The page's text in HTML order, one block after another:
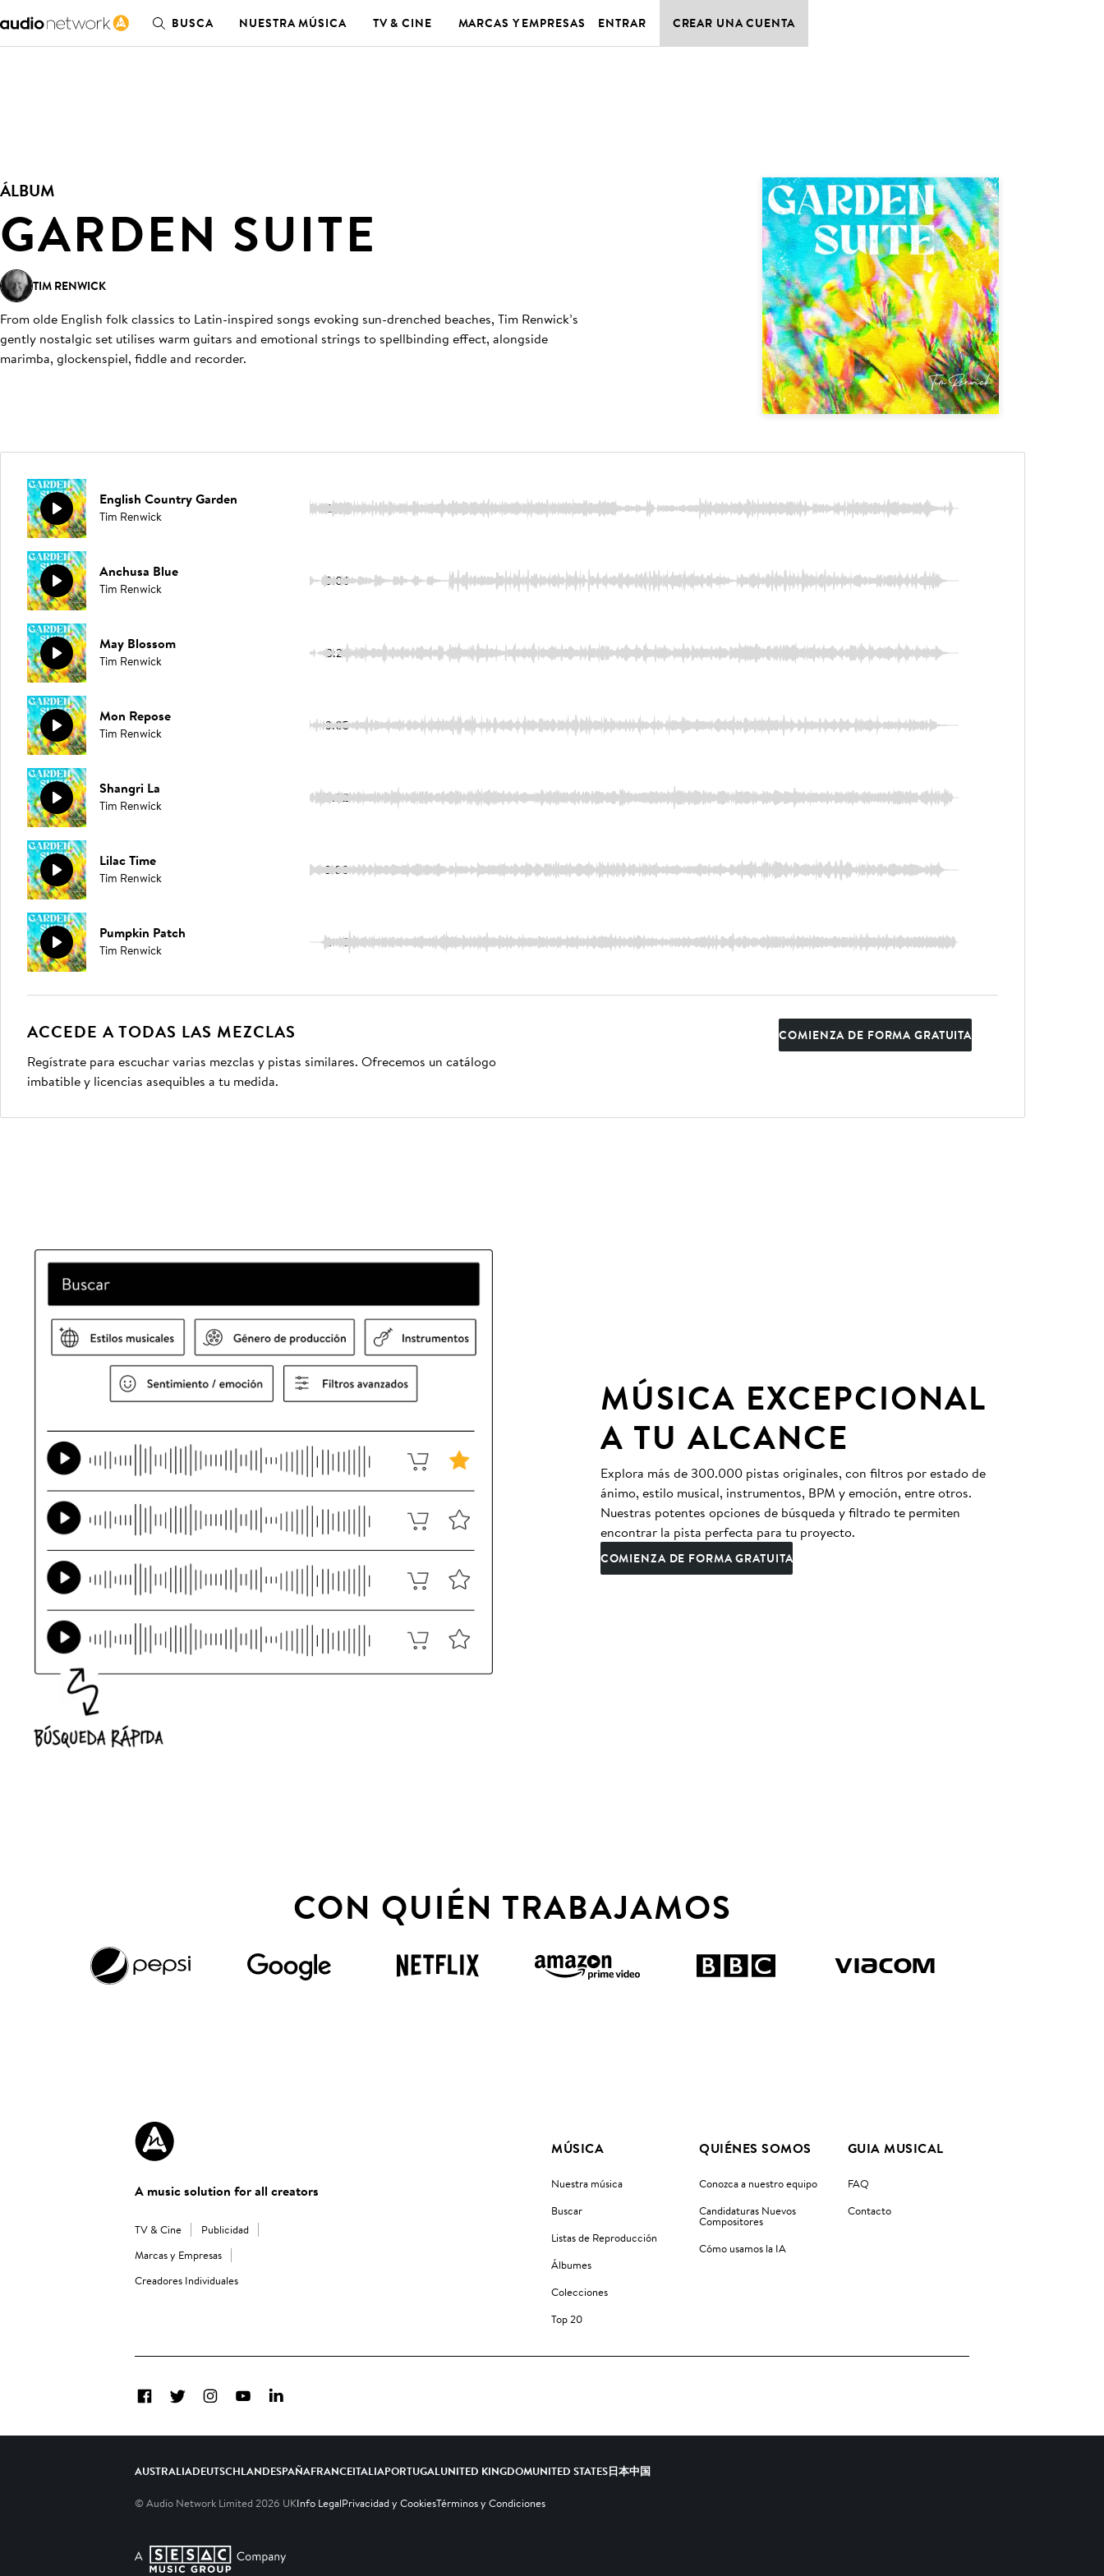
BUSCA NUESTRA MÚSICA TV & CINE MARCAS Y EMPRESAS ENTRAR CREAR UNA CUENTA
ÁLBUM
GARDEN SUITE
TIM RENWICK
From olde English folk classics to Latin-inspired songs evoking sun-drenched beaches, Tim Renwick’s
gently nostalgic set utilises warm guitars and emotional strings to spellbinding effect, alongside
marimba, glockenspiel, fiddle and recorder.
English Country Garden
Tim Renwick 2:56
Anchusa Blue
Tim Renwick 3:06
May Blossom
Tim Renwick 3:26
Mon Repose
Tim Renwick 3:05
Shangri La
Tim Renwick 3:02
Lilac Time
Tim Renwick 3:00
Pumpkin Patch
Tim Renwick 2:48
ACCEDE A TODAS LAS MEZCLAS
Regístrate para escuchar varias mezclas y pistas similares. Ofrecemos un catálogo
imbatible y licencias asequibles a tu medida.
COMIENZA DE FORMA GRATUITA
MÚSICA EXCEPCIONAL
A TU ALCANCE
Explora más de 300.000 pistas originales, con filtros por estado de
ánimo, estilo musical, instrumentos, BPM y emoción, entre otros.
Nuestras potentes opciones de búsqueda y filtrado te permiten
encontrar la pista perfecta para tu proyecto.
COMIENZA DE FORMA GRATUITA
CON QUIÉN TRABAJAMOS
A music solution for all creators
TV & Cine
Publicidad
Marcas y Empresas
Creadores Individuales
MÚSICA
Nuestra música
Buscar
Listas de Reproducción
Álbumes
Colecciones
Top 20
QUIÉNES SOMOS
Conozca a nuestro equipo
Candidaturas Nuevos
Compositores
Cómo usamos la IA
GUIA MUSICAL
FAQ
Contacto
FacebookTwitterInstagramYouTubeLinkedIn
AUSTRALIADEUTSCHLANDESPAÑAFRANCEITALIAPORTUGALUNITED KINGDOMUNITED STATES日本中国
© Audio Network Limited 2026 UKInfo LegalPrivacidad y CookiesTérminos y Condiciones
A SESAC Company